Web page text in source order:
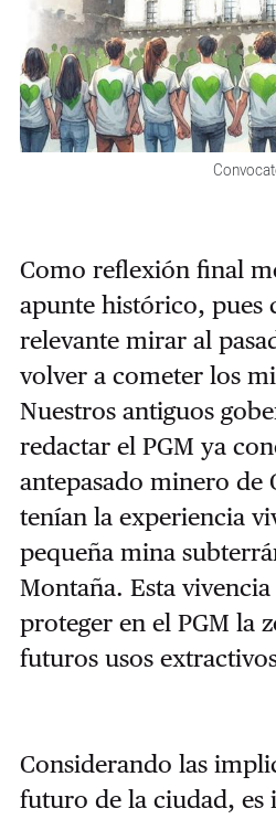
Como reflexión final
apunte histórico, pues
relevante mirar al
volver a cometer los
Nuestros antiguos
redactar el PGM ya
antepasado minero de
tenían la experiencia
pequeña mina
Montaña. Esta
proteger en el PGM la
futuros usos
Considerando las
futuro de la ciudad, es